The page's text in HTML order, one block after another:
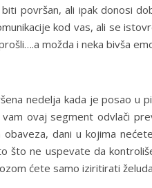
površan, ali ipak donosi
kod vas, ali se
možda i neka bivša
nedelja kada je posao u
ovaj segment odvlači
obaveza, dani u kojima
što ne uspevate da
ćete samo iziritirati